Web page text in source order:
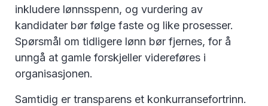
inkludere lønnsspenn, og vurdering av
kandidater bør følge faste og like prosesser.
Spørsmål om tidligere lønn bør fjernes, for å
unngå at gamle forskjeller videreføres i
organisasjonen.
Samtidig er transparens et konkurransefortrinn.